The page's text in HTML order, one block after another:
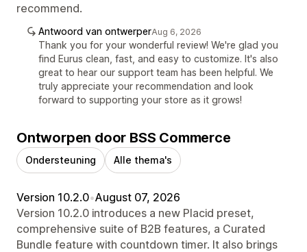
recommend.
Antwoord van ontwerperAug 6, 2026
Thank you for your wonderful review! We're glad you
find Eurus clean, fast, and easy to customize. It's also
great to hear our support team has been helpful. We
truly appreciate your recommendation and look
forward to supporting your store as it grows!
Ontworpen door BSS Commerce
Ondersteuning Alle thema's
Version 10.2.0•August 07, 2026
Version 10.2.0 introduces a new Placid preset,
comprehensive suite of B2B features, a Curated
Bundle feature with countdown timer. It also brings